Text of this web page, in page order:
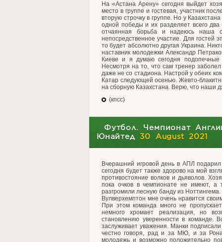
На «Астана Арену» сегодня выйдет
место в группе и гостевая, участник
вторую строчку в группе. Но у
одной победы и их разделяет всего два
отчаянная борьба и надеюсь наша
непосредственное участие. Для гостей
то будет абсолютно другая Украина.
наставник молодежки Александр
Киеве и я думаю сегодня
Несмотря на то, что сам тренер
даже не со стадиона. Настрой у обеих
Катар следующей осенью. Жевто-
на сборную Казахстана. Верю, что наши
(кпсс)
Футбол. Чемпионат
Юнайтед30 August 2021
Вчерашний игровой день в АПЛ
сегодня будет также здорово на мой
противостояние волков и дьяволов.
пока очков в чемпионате не имеют, а
разгромили лесную банду из
Вулверхемптон мне очень нравится
При этом команда много не
немного хромает реализация, но
становлению уверенности в команде.
заслуживает уважения. Манки
честно говоря, рад и за МЮ, и за
молодежь и возможно положительно